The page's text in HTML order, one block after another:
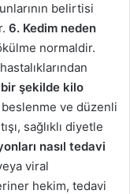
belirtisi
6. Kedim neden
normaldir.
bir şekilde kilo
beslenme ve düzenli
sağlıklı diyetle
nasıl tedavi
viral
hekim, tedavi